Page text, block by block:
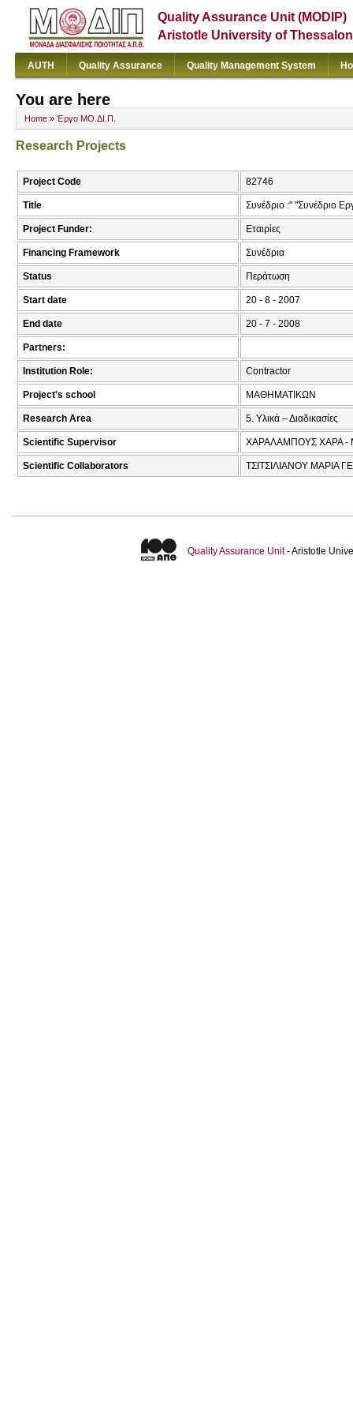
Quality Assurance Unit (MODIP)
Aristotle University of
AUTH Quality Assurance Quality Management System
You are here
Home » Έργο ΜΟ.ΔΙ.Π.
Research Projects
Project Code 82746
Title Συνέδριο :" "Συνέδριο
Project Funder: Εταιρίες
Financing Framework Συνέδρια
Status Περάτωση
Start date 20 - 8 - 2007
End date 20 - 7 - 2008
Partners:
Institution Role: Contractor
Project's school ΜΑΘΗΜΑΤΙΚΩΝ
Research Area 5. Υλικά – Διαδικασίες
Scientific Supervisor ΧΑΡΑΛΑΜΠΟΥΣ ΧΑΡΑ -
Scientific Collaborators ΤΣΙΤΣΙΛΙΑΝΟΥ ΜΑΡΙΑ
Quality Assurance Unit- Aristotle